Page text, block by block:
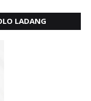
LADANG